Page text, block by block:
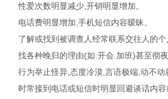
性爱次数明显减少,开销明显增加。
电话费明显增加,手机短信内容暧昧。
了解或找到被调查人经常联系交往人的个
找各种晚归的理由(如:开会.加班)甚至彻夜
行为举止怪异,态度冷漠,言语极端,动不动
时常接到电话或短信时明显回避谈话内